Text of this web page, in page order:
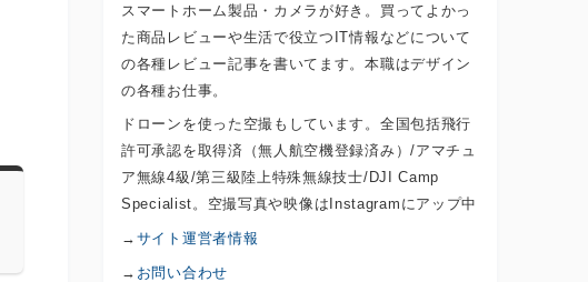
スマートホーム製品・カメラが好き。買ってよかっ
た商品レビューや生活で役立つIT情報などについて
の各種レビュー記事を書いてます。本職はデザイン
の各種お仕事。
ドローンを使った空撮もしています。全国包括飛行
許可承認を取得済（無人航空機登録済み）/アマチュ
ア無線4級/第三級陸上特殊無線技士/DJI Camp
Specialist。空撮写真や映像はInstagramにアップ中
→ サイト運営者情報
→ お問い合わせ